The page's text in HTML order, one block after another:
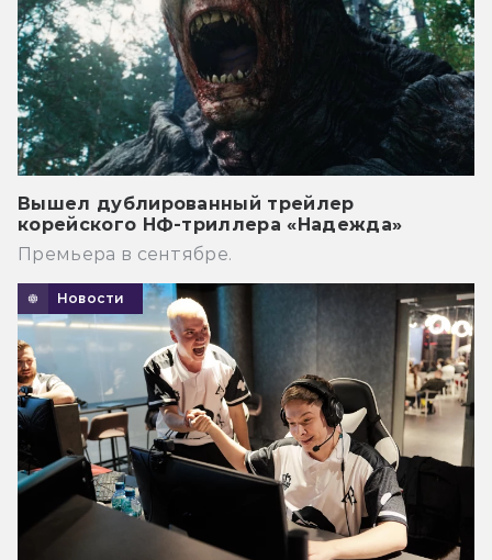
Вышел дублированный трейлер
корейского НФ-триллера «Надежда»
Премьера в сентябре.
Новости